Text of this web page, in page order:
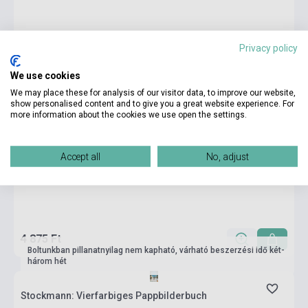
4 875 Ft
Boltunkban pillanatnyilag nem kapható, várható beszerzési idő két-
három hét
Stockmann: Vierfarbiges Pappbilderbuch
Privacy policy
We use cookies
We may place these for analysis of our visitor data, to improve our website,
show personalised content and to give you a great website experience. For
more information about the cookies we use open the settings.
Accept all No, adjust